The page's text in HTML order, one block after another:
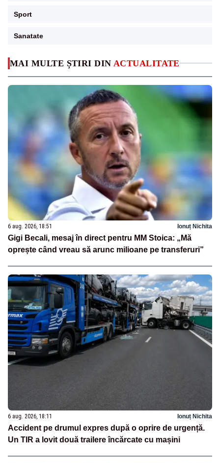
MAI MULTE ȘTIRI DIN ACTUALITATE
6 aug. 2026, 18:51 Ionuț Nichita
Gigi Becali, mesaj în direct pentru MM Stoica: „Mă
oprește când vreau să arunc milioane pe transferuri”
6 aug. 2026, 18:11 Ionuț Nichita
Accident pe drumul expres după o oprire de urgență.
Un TIR a lovit două trailere încărcate cu mașini
Sport
Sanatate